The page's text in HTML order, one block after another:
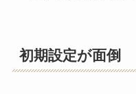
初期設定が面倒